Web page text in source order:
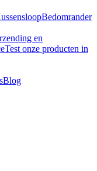
Bedomrander
en
Test onze producten in
Blog